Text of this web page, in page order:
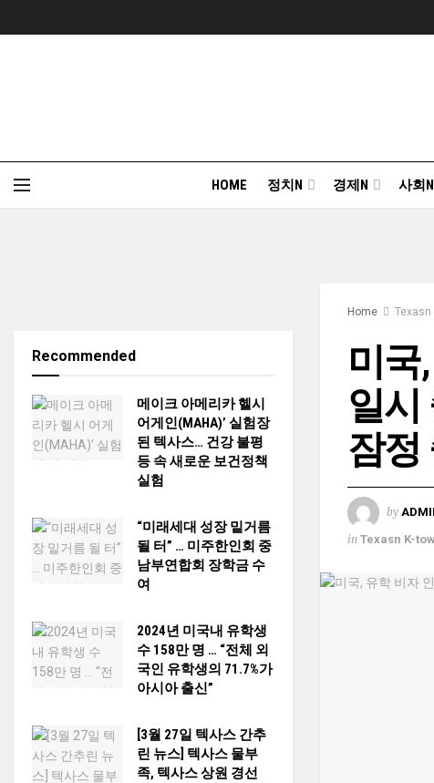
HOME 정치N 경제N 사회N
Home Texasn
미국
일시
잠정
by
in Texasn K-
Recommended
메이크 아메리카 헬시
어게인(MAHA)’ 실험장
된 텍사스… 건강 불평
등 속 새로운 보건정책
실험
“미래세대 성장 밑거름
될 터” … 미주한인회 중
남부연합회 장학금 수
여
2024년 미국내 유학생
수 158만 명 … “전체 외
국인 유학생의 71.7%가
아시아 출신”
[3월 27일 텍사스 간추
린 뉴스] 텍사스 물부
족, 텍사스 상원 경선